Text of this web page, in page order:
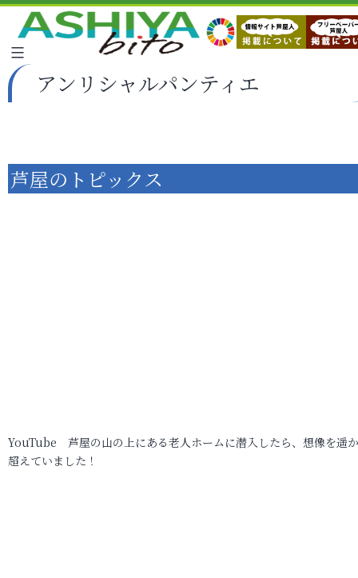
アンリシャルパンティエ
芦屋のトピックス
YouTube 芦屋の山の上にある老人ホームに潜入したら、想像を遥
超えていました！